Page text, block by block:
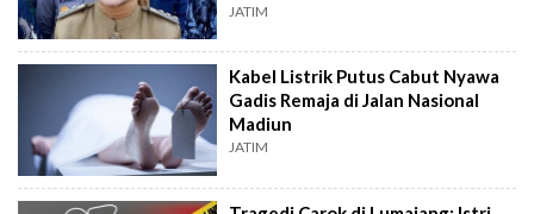
JATIM
Kabel Listrik Putus Cabut Nyawa
Gadis Remaja di Jalan Nasional
Madiun
JATIM